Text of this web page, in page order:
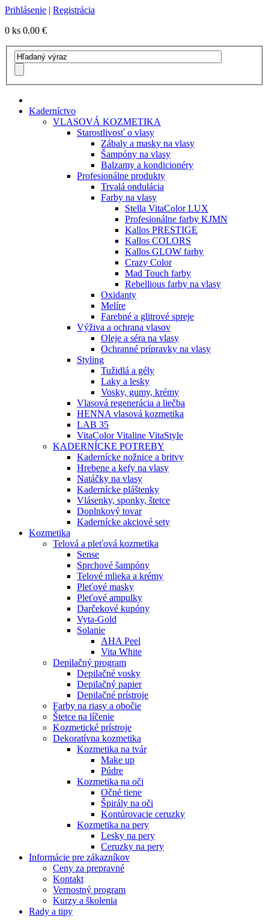
Prihlásenie | Registrácia
0 ks 0.00 €
Kaderníctvo
VLASOVÁ KOZMETIKA
Starostlivosť o vlasy
Zábaly a masky na vlasy
Šampóny na vlasy
Balzamy a kondicionéry
Profesionálne produkty
Trvalá ondulácia
Farby na vlasy
Stella VitaColor LUX
Profesionálne farby KJMN
Kallos PRESTIGE
Kallos COLORS
Kallos GLOW farby
Crazy Color
Mad Touch farby
Rebellious farby na vlasy
Oxidanty
Melíre
Farebné a glitrové spreje
Výživa a ochrana vlasov
Oleje a séra na vlasy
Ochranné prípravky na vlasy
Styling
Tužidlá a gély
Laky a lesky
Vosky, gumy, krémy
Vlasová regenerácia a liečba
HENNA vlasová kozmetika
LAB 35
VitaColor Vitaline VitaStyle
KADERNÍCKE POTREBY
Kadernícke nožnice a britvy
Hrebene a kefy na vlasy
Natáčky na vlasy
Kadernícke pláštenky
Vlásenky, sponky, štetce
Doplnkový tovar
Kadernícke akciové sety
Kozmetika
Telová a pleťová kozmetika
Sense
Sprchové šampóny
Telové mlieka a krémy
Pleťové masky
Pleťové ampulky
Darčekové kupóny
Vyta-Gold
Solanie
AHA Peel
Vita White
Depilačný program
Depilačné vosky
Depilačný papier
Depilačné prístroje
Farby na riasy a obočie
Štetce na líčenie
Kozmetické prístroje
Dekoratívna kozmetika
Kozmetika na tvár
Make up
Púdre
Kozmetika na oči
Očné tiene
Špirály na oči
Kontúrovacie ceruzky
Kozmetika na pery
Lesky na pery
Ceruzky na pery
Informácie pre zákazníkov
Ceny za prepravné
Kontakt
Vernostný program
Kurzy a školenia
Rady a tipy